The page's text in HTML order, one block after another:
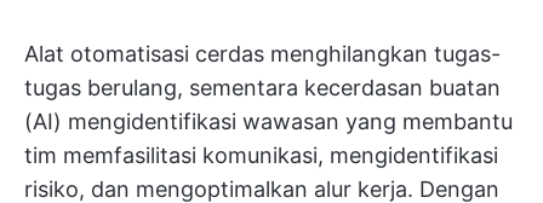
Alat otomatisasi cerdas menghilangkan tugas-
tugas berulang, sementara kecerdasan buatan
(AI) mengidentifikasi wawasan yang membantu
tim memfasilitasi komunikasi, mengidentifikasi
risiko, dan mengoptimalkan alur kerja. Dengan